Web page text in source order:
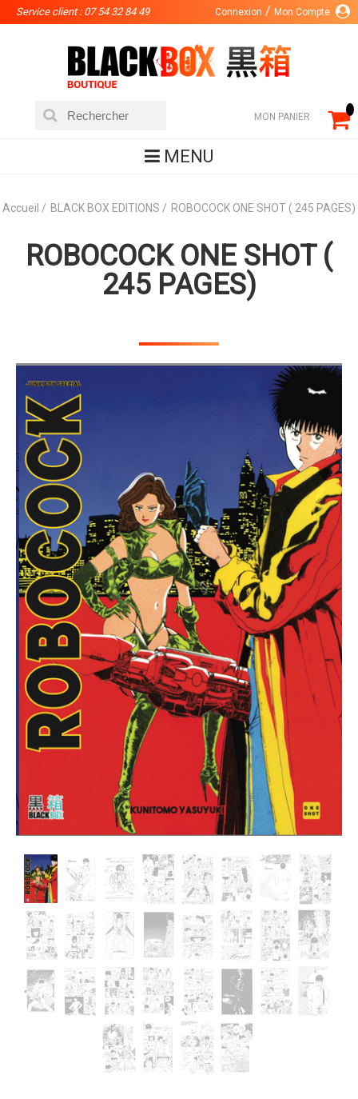
Service client : 07 54 32 84 49 Connexion Mon Compte
MON PANIER
MENU
Accueil BLACK BOX EDITIONS ROBOCOCK ONE SHOT ( 245 PAGES)
ROBOCOCK ONE SHOT (
245 PAGES)